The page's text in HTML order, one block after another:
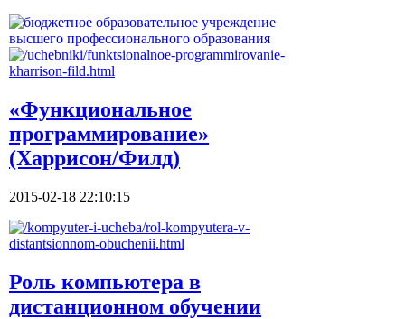
«Функциональное
программирование»
(Харрисон/Филд)
2015-02-18 22:10:15
Роль компьютера в
дистанционном обучении